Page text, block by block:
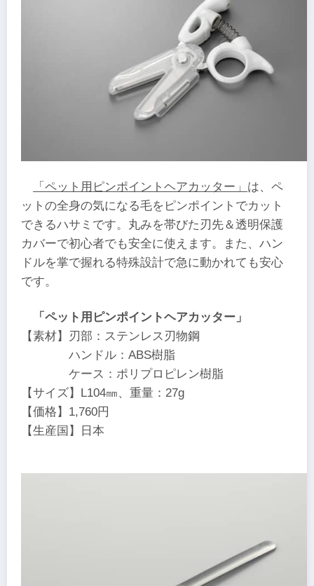
「ペット用ピンポイントヘアカッター」 は、ペ
ットの全身の気になる毛をピンポイントでカット
できるハサミです。丸みを帯びた刃先＆透明保護
カバーで初心者でも安全に使えます。また、ハン
ドルを掌で握れる特殊設計で急に動かれても安心
です。
「ペット用ピンポイントヘアカッター」
【素材】刃部：ステンレス刃物鋼
ハンドル：ABS樹脂
ケース：ポリプロピレン樹脂
【サイズ】L104㎜、重量：27g
【価格】1,760円
【生産国】日本